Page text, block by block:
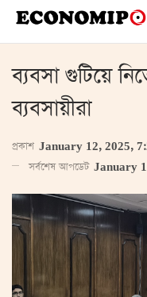
ব্যবসা গুটিয়ে
ব্যবসায়ীরা
প্রকাশ January 12, 2025,
সর্বশেষ আপডেট January